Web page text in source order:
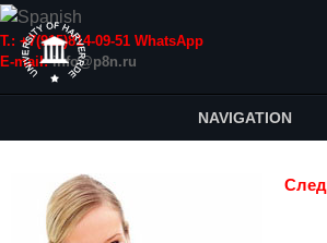
Т.: +7(915)814-09-51 WhatsApp
E-mail:info@p8n.ru
NAVIGATION